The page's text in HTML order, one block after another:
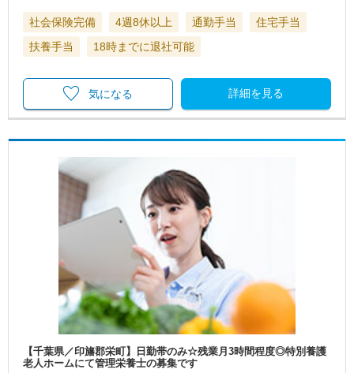
社会保険完備 4週8休以上 通勤手当
住宅手当
扶養手当
18時までに退社可能
詳細を見る
気になる
【千葉県／印旛郡栄町】日勤帯のみ☆残業月3時間程度◎特別養護
老人ホームにて管理栄養士の募集です